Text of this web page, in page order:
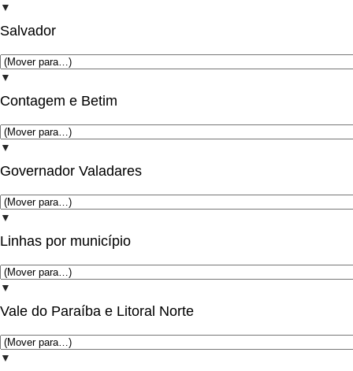
▼
Salvador
▼
Contagem e Betim
▼
Governador Valadares
▼
Linhas por município
▼
Vale do Paraíba e Litoral Norte
▼